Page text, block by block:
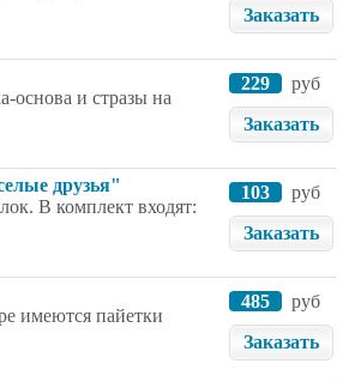
Заказать
основа и стразы на
229
руб
Заказать
друзья"
В комплект входят:
103
руб
Заказать
имеются пайетки
485
руб
Заказать